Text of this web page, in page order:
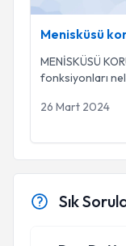
Menisküsü
MENİSKÜSÜ KORU Menisküs nedir ve
26 Mart 2024
Sık